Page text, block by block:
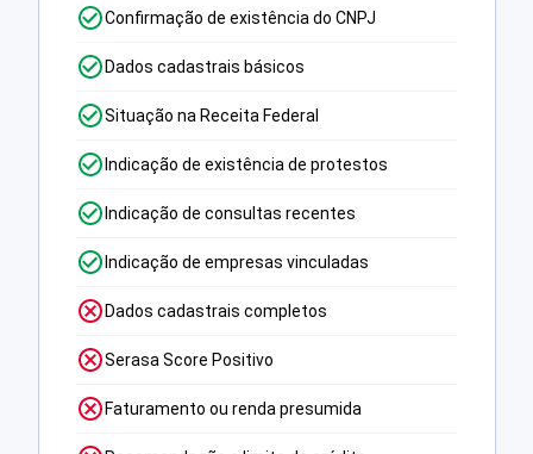
Confirmação de existência do CNPJ
Dados cadastrais básicos
Situação na Receita Federal
Indicação de existência de protestos
Indicação de consultas recentes
Indicação de empresas vinculadas
Dados cadastrais completos
Serasa Score Positivo
Faturamento ou renda presumida